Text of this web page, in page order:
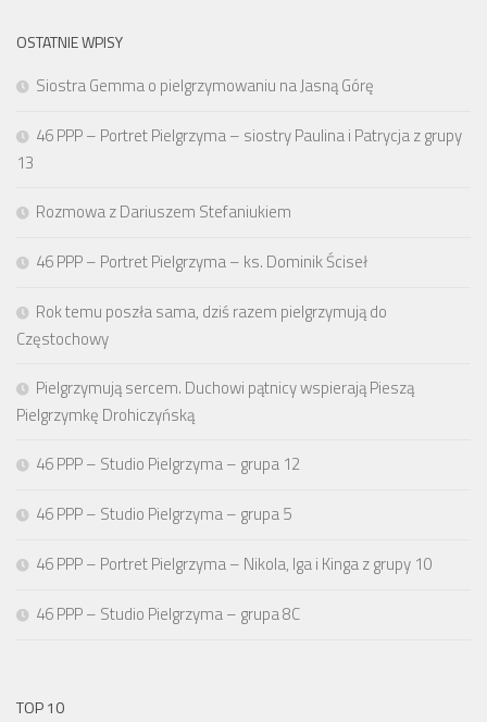
OSTATNIE WPISY
Siostra Gemma o pielgrzymowaniu na Jasną Górę
46 PPP – Portret Pielgrzyma – siostry Paulina i Patrycja z grupy
13
Rozmowa z Dariuszem Stefaniukiem
46 PPP – Portret Pielgrzyma – ks. Dominik Ściseł
Rok temu poszła sama, dziś razem pielgrzymują do
Częstochowy
Pielgrzymują sercem. Duchowi pątnicy wspierają Pieszą
Pielgrzymkę Drohiczyńską
46 PPP – Studio Pielgrzyma – grupa 12
46 PPP – Studio Pielgrzyma – grupa 5
46 PPP – Portret Pielgrzyma – Nikola, Iga i Kinga z grupy 10
46 PPP – Studio Pielgrzyma – grupa 8C
TOP 10